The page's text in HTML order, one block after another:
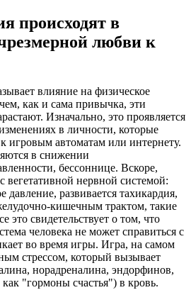
происходят в
любви к
влияние на физическое
как и сама привычка, эти
Изначально, это проявляется
в личности, которые
игровым автоматам или интернету.
в снижении
бессоннице. Вскоре,
вегетативной нервной системой:
давление, развивается тахикардия,
кишечным трактом, такие
это свидетельствует о том, что
человека не может справиться с
во время игры. Игра, на самом
стрессом, который вызывает
норадреналина, эндорфинов,
"гормоны счастья") в кровь.